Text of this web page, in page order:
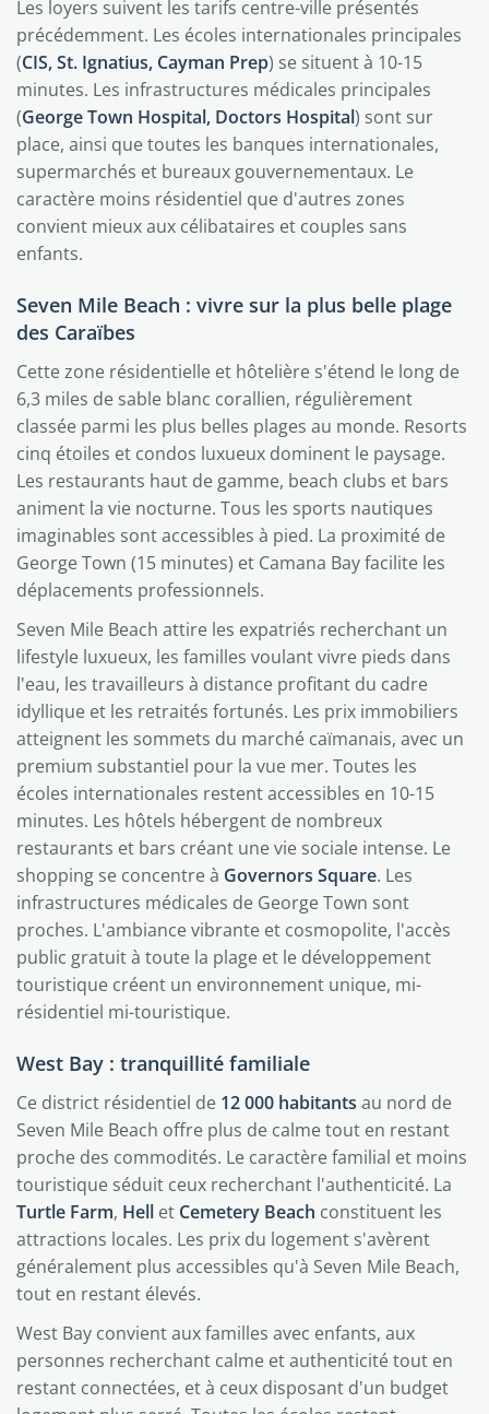
Les loyers suivent les tarifs centre-ville présentés
précédemment. Les écoles internationales principales
(CIS, St. Ignatius, Cayman Prep) se situent à 10-15
minutes. Les infrastructures médicales principales
(George Town Hospital, Doctors Hospital) sont sur
place, ainsi que toutes les banques internationales,
supermarchés et bureaux gouvernementaux. Le
caractère moins résidentiel que d'autres zones
convient mieux aux célibataires et couples sans
enfants.
Seven Mile Beach : vivre sur la plus belle plage
des Caraïbes
Cette zone résidentielle et hôtelière s'étend le long de
6,3 miles de sable blanc corallien, régulièrement
classée parmi les plus belles plages au monde. Resorts
cinq étoiles et condos luxueux dominent le paysage.
Les restaurants haut de gamme, beach clubs et bars
animent la vie nocturne. Tous les sports nautiques
imaginables sont accessibles à pied. La proximité de
George Town (15 minutes) et Camana Bay facilite les
déplacements professionnels.
Seven Mile Beach attire les expatriés recherchant un
lifestyle luxueux, les familles voulant vivre pieds dans
l'eau, les travailleurs à distance profitant du cadre
idyllique et les retraités fortunés. Les prix immobiliers
atteignent les sommets du marché caïmanais, avec un
premium substantiel pour la vue mer. Toutes les
écoles internationales restent accessibles en 10-15
minutes. Les hôtels hébergent de nombreux
restaurants et bars créant une vie sociale intense. Le
shopping se concentre à Governors Square. Les
infrastructures médicales de George Town sont
proches. L'ambiance vibrante et cosmopolite, l'accès
public gratuit à toute la plage et le développement
touristique créent un environnement unique, mi-
résidentiel mi-touristique.
West Bay : tranquillité familiale
Ce district résidentiel de 12 000 habitants au nord de
Seven Mile Beach offre plus de calme tout en restant
proche des commodités. Le caractère familial et moins
touristique séduit ceux recherchant l'authenticité. La
Turtle Farm, Hell et Cemetery Beach constituent les
attractions locales. Les prix du logement s'avèrent
généralement plus accessibles qu'à Seven Mile Beach,
tout en restant élevés.
West Bay convient aux familles avec enfants, aux
personnes recherchant calme et authenticité tout en
restant connectées, et à ceux disposant d'un budget